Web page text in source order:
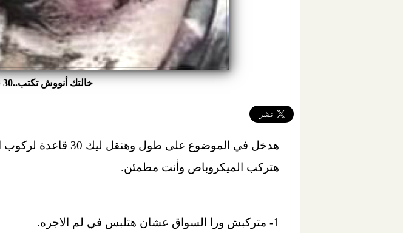
خالتك أنووش تكتب..30 قاعدة لركوب الميكروباص
هدخل في الموضوع
هتركب الميكروباص وأنت مطمئن.
1- متركبش ورا السواق عشان هتلبس في لم الاجره.